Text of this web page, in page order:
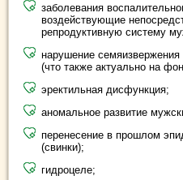
заболевания
воздействующие
репродуктивную систему
нарушение
(что также актуально на
эректильная дисфункция;
аномальное развитие
перенесение в прошлом
(свинки);
гидроцеле;